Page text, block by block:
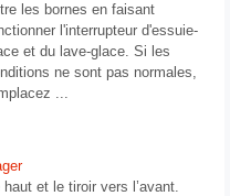
les bornes en faisant
l'interrupteur d'essuie-
et du lave-glace. Si les
ne sont pas normales,
...
et le tiroir vers l’avant.